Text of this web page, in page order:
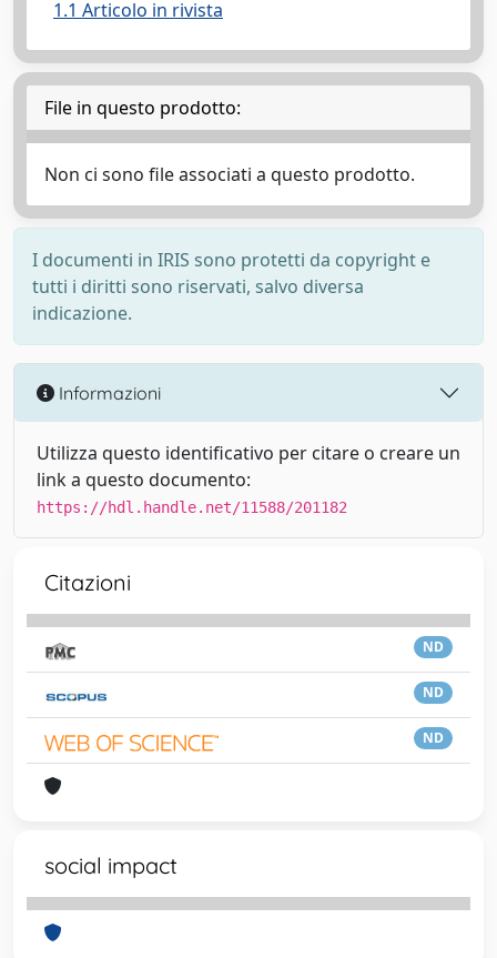
1.1 Articolo in rivista
File in questo prodotto:
Non ci sono file associati a questo prodotto.
I documenti in IRIS sono protetti da copyright e
tutti i diritti sono riservati, salvo diversa
indicazione.
Informazioni
Utilizza questo identificativo per citare o creare un
link a questo documento:
https://hdl.handle.net/11588/201182
Citazioni
ND
ND
ND
social impact